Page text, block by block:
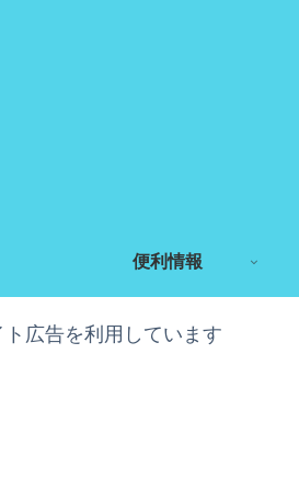
便利情報
広告を利用しています